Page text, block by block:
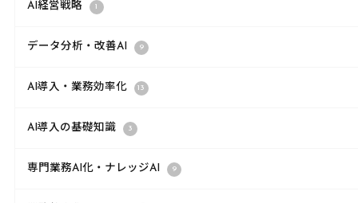
AI経営戦略 1
データ分析・改善AI 9
AI導入・業務効率化 13
AI導入の基礎知識 3
専門業務AI化・ナレッジAI 9